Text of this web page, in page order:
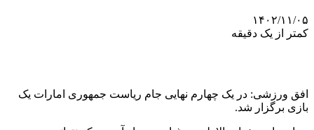
۱۴۰۲/۱۱/۰۵
کمتر از یک دقیقه
افق ورزشی: در یک چهارم نهایی جام ریاست جمهوری امارات یک
بازی برگزار شد.